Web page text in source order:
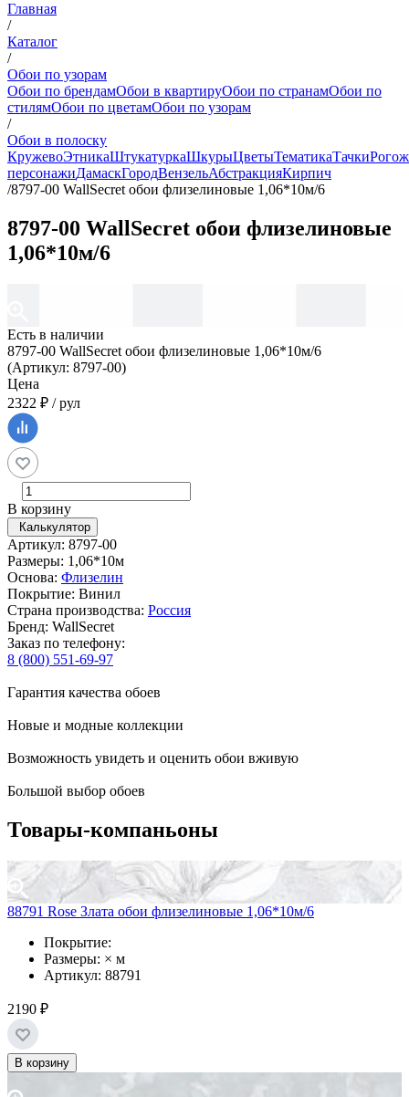
Главная
/
Каталог
/
Обои по узорам
Обои по брендамОбои в квартируОбои по странамОбои по
стилямОбои по цветамОбои по узорам
/
Обои в полоску
КружевоЭтникаШтукатуркаШкурыЦветыТематикаТачки
персонажиДамаскГородВензельАбстракцияКирпич
/8797-00 WallSecret обои флизелиновые 1,06*10м/6
8797-00 WallSecret обои флизелиновые
1,06*10м/6
Есть в наличии
8797-00 WallSecret обои флизелиновые 1,06*10м/6
(Артикул: 8797-00)
Цена
2322 ₽ / рул
В корзину
Калькулятор
Артикул: 8797-00
Размеры: 1,06*10м
Основа: Флизелин
Покрытие: Винил
Страна производства: Россия
Бренд: WallSecret
Заказ по телефону:
8 (800) 551-69-97
Гарантия качества обоев
Новые и модные коллекции
Возможность увидеть и оценить обои вживую
Большой выбор обоев
Товары-компаньоны
88791 Rose Злата обои флизелиновые 1,06*10м/6
Покрытие:
Размеры: × м
Артикул: 88791
2190 ₽
В корзину